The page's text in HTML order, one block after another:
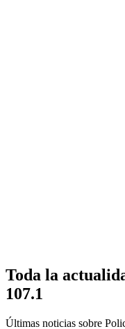
Toda la
107.1
Últimas noticias sobre